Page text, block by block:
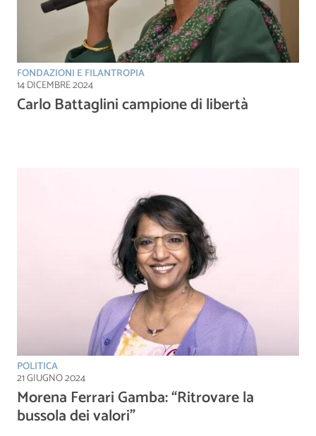
FONDAZIONI E FILANTROPIA
14 DICEMBRE 2024
Carlo Battaglini campione di libertà
POLITICA
21 GIUGNO 2024
Morena Ferrari Gamba: “Ritrovare la
bussola dei valori”